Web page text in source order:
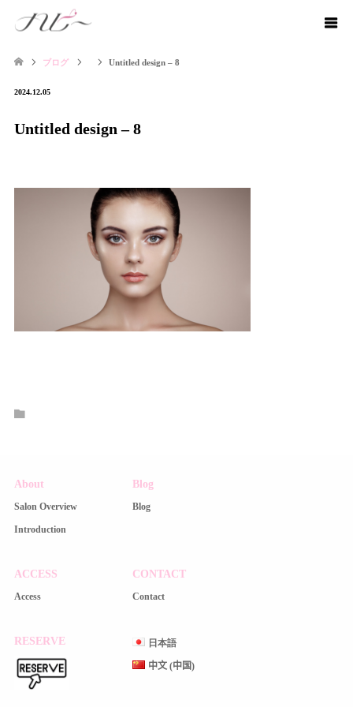
ブログ Untitled design – 8
2024.12.05
Untitled design – 8
About
Salon Overview
Introduction
Blog
Blog
ACCESS
Access
CONTACT
Contact
RESERVE 日本語
中文 (中国)